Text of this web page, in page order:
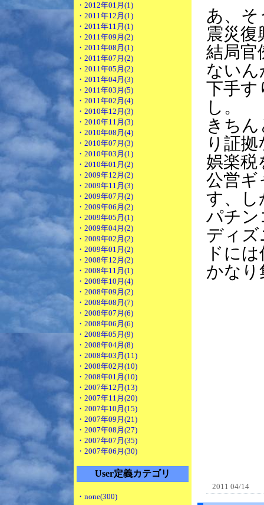
・2012年01月(1)
・2011年12月(1)
・2011年11月(1)
・2011年09月(2)
・2011年08月(1)
・2011年07月(2)
・2011年05月(2)
・2011年04月(3)
・2011年03月(5)
・2011年02月(4)
・2010年12月(3)
・2010年11月(3)
・2010年08月(4)
・2010年07月(3)
・2010年03月(1)
・2010年01月(2)
・2009年12月(2)
・2009年11月(3)
・2009年07月(2)
・2009年06月(2)
・2009年05月(1)
・2009年04月(2)
・2009年02月(2)
・2009年01月(2)
・2008年12月(2)
・2008年11月(1)
・2008年10月(4)
・2008年09月(2)
・2008年08月(7)
・2008年07月(6)
・2008年06月(6)
・2008年05月(9)
・2008年04月(8)
・2008年03月(11)
・2008年02月(10)
・2008年01月(10)
・2007年12月(13)
・2007年11月(20)
・2007年10月(15)
・2007年09月(21)
・2007年08月(27)
・2007年07月(35)
・2007年06月(30)
User定義カテゴリ
・none(300)
あ、そ
震災
結局官
ないん
下手す
し。
きち
り証
娯楽税
公営ギ
す、し
パチン
ディ
ドに
かなり
2011 04/14